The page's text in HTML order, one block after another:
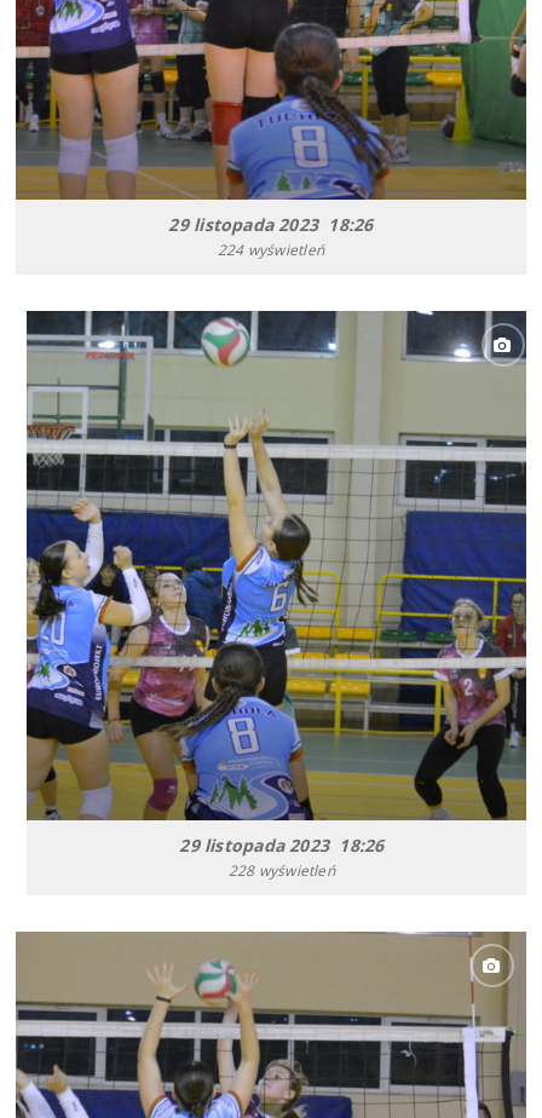
29 listopada 2023 18:26
224 wyświetleń
29 listopada 2023 18:26
228 wyświetleń